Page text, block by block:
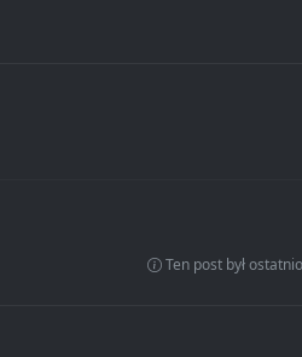
Ten post był